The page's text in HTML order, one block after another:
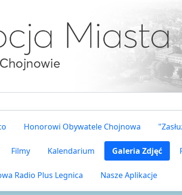
Honorowi Obywatele Chojnowa
Filmy Kalendarium Galeria Zdjęć
Radio Plus Legnica Nasze Aplikacje